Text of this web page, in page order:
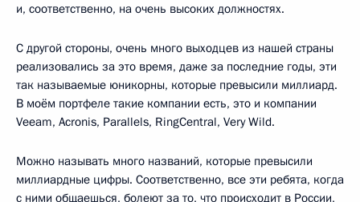
и, соответственно, на очень высоких должностях.
С другой стороны, очень много выходцев из нашей страны
реализовались за это время, даже за последние годы, эти
так называемые юникорны, которые превысили миллиард.
В моём портфеле такие компании есть, это и компании
Veeam, Acronis, Parallels, RingCentral, Very Wild.
Можно называть много названий, которые превысили
миллиардные цифры. Соответственно, все эти ребята, когда
с ними общаешься, болеют за то, что происходит в России,